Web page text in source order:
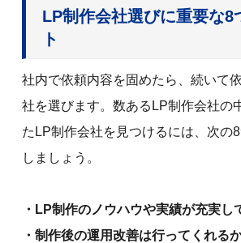
LP制作会社選びに重要な8
ト
社内で依頼内容を固めたら、続いて
社を選びます。数あるLP制作会社の
たLP制作会社を見つけるには、次の
しましょう。
・LP制作のノウハウや実績が充実し
・制作後の運用改善は行ってくれる